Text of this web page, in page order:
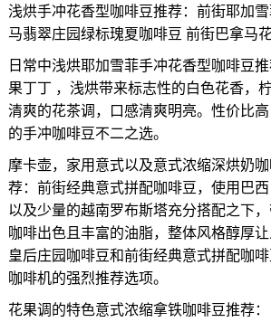
浅烘手冲花香型咖啡豆推荐：前街耶加
马翡翠庄园绿标瑰夏咖啡豆 前街巴拿马
日常中浅烘耶加雪菲手冲花香型咖啡豆
果丁丁 ，浅烘带来标志性的白色花香，
清爽的花茶调，口感清爽明亮。性价比
的手冲咖啡豆不二之选。
摩卡壶，家用意式以及意式浓缩深烘奶
荐：前街经典意式拼配咖啡豆，使用巴
以及少量的越南罗布斯塔充分搭配之下
咖啡出色且丰富的油脂，整体风格醇厚
皇后庄园咖啡豆和前街经典意式拼配咖
咖啡机的强烈推荐选项。
花果调的特色意式浓缩拿铁咖啡豆推荐